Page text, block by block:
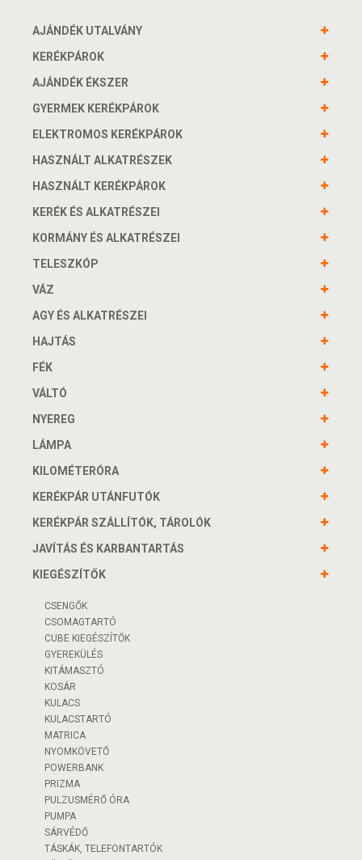
AJÁNDÉK UTALVÁNY
KERÉKPÁROK
AJÁNDÉK ÉKSZER
GYERMEK KERÉKPÁROK
ELEKTROMOS KERÉKPÁROK
HASZNÁLT ALKATRÉSZEK
HASZNÁLT KERÉKPÁROK
KERÉK ÉS ALKATRÉSZEI
KORMÁNY ÉS ALKATRÉSZEI
TELESZKÓP
VÁZ
AGY ÉS ALKATRÉSZEI
HAJTÁS
FÉK
VÁLTÓ
NYEREG
LÁMPA
KILOMÉTERÓRA
KERÉKPÁR UTÁNFUTÓK
KERÉKPÁR SZÁLLÍTÓK, TÁROLÓK
JAVÍTÁS ÉS KARBANTARTÁS
KIEGÉSZÍTŐK
CSENGŐK
CSOMAGTARTÓ
CUBE KIEGÉSZÍTŐK
GYEREKÜLÉS
KITÁMASZTÓ
KOSÁR
KULACS
KULACSTARTÓ
MATRICA
NYOMKÖVETŐ
POWERBANK
PRIZMA
PULZUSMÉRŐ ÓRA
PUMPA
SÁRVÉDŐ
TÁSKÁK, TELEFONTARTÓK